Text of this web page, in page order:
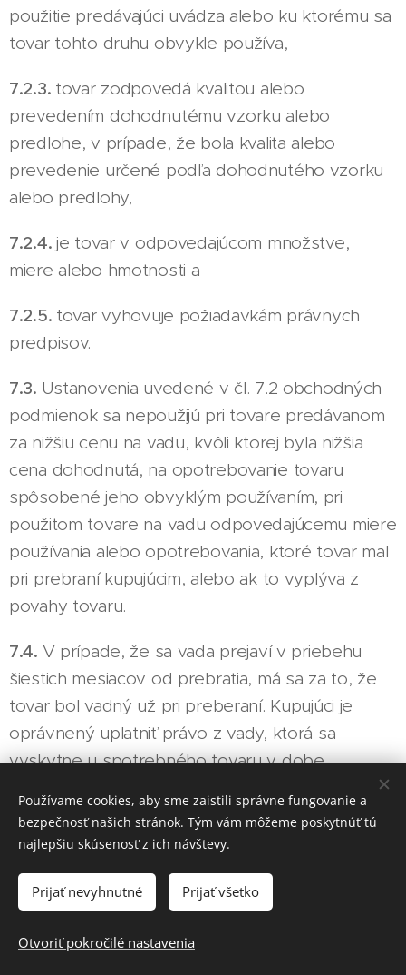
použitie predávajúci uvádza alebo ku ktorému sa
tovar tohto druhu obvykle používa,
7.2.3. tovar zodpovedá kvalitou alebo
prevedením dohodnutému vzorku alebo
predlohe, v prípade, že bola kvalita alebo
prevedenie určené podľa dohodnutého vzorku
alebo predlohy,
7.2.4.je tovar v odpovedajúcom množstve,
miere alebo hmotnosti a
7.2.5. tovar vyhovuje požiadavkám právnych
predpisov.
7.3. Ustanovenia uvedené v čl. 7.2 obchodných
podmienok sa nepoužijú pri tovare predávanom
za nižšiu cenu na vadu, kvôli ktorej byla nižšia
cena dohodnutá, na opotrebovanie tovaru
spôsobené jeho obvyklým používaním, pri
použitom tovare na vadu odpovedajúcemu miere
používania alebo opotrebovania, ktoré tovar mal
pri prebraní kupujúcim, alebo ak to vyplýva z
povahy tovaru.
7.4. V prípade, že sa vada prejaví v priebehu
šiestich mesiacov od prebratia, má sa za to, že
tovar bol vadný už pri preberaní. Kupujúci je
oprávnený uplatniť právo z vady, ktorá sa
vyskytne u spotrebného tovaru v dobe
7.5.Práva z vadného plnenia uplatňuje kupujúci u
ktorej je prijatie reklamácie možné s ohľadom na
sortiment predávaného tovaru, prípadne aj v
sídle alebo mieste podnikania.
Používame cookies, aby sme zaistili správne fungovanie a
bezpečnosť našich stránok. Tým vám môžeme poskytnúť tú
najlepšiu skúsenosť z ich návštevy.
Prijať nevyhnutné Prijať všetko
Otvoriť pokročilé nastavenia